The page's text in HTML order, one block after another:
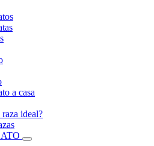
a casa
ideal?